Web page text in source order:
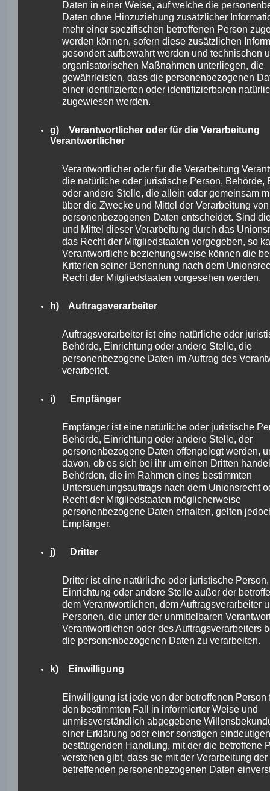
die Verarbeitungszwecke
die Kategorien personenbezogener
Daten, die verarbeitet werden
die Empfänger oder Kategorien von
Empfängern, gegenüber denen die
personenbezogenen Daten offengelegt
worden sind oder noch offengelegt
in Drittländern oder bei internationalen
Organisationen
falls möglich die geplante Dauer, für die
gespeichert werden, oder, falls dies
nicht möglich ist, die Kriterien für die
Festlegung dieser Dauer
das Bestehen eines Rechts auf
Berichtigung oder Löschung der sie
betreffenden personenbezogenen Daten
oder auf Einschränkung der
Verarbeitung durch den
Verantwortlichen oder eines
Widerspruchsrechts gegen diese
das Bestehen eines Beschwerderechts
wenn die personenbezogenen Daten
nicht bei der betroffenen Person
erhoben werden: Alle verfügbaren
Informationen über die Herkunft der
Daten
Entscheidungsfindung einschließlich
DS-GVO und — zumindest in diesen
Fällen — aussagekräftige Informationen
über die involvierte Logik sowie die
Tragweite und die angestrebten
Auswirkungen einer derartigen
Verarbeitung für die betroffene Person
Ferner steht der betroffenen Person ein
Auskunftsrecht darüber zu, ob
oder an eine internationale Organisation
ist, so steht der betroffenen Person im
Übrigen das Recht zu, Auskunft über die
geeigneten Garantien im Zusammenhang
mit der Übermittlung zu erhalten.
Möchte eine betroffene Person dieses
kann sie sich hierzu jederzeit an den für
die Verarbeitung Verantwortlichen
c) Recht auf Berichtigung
Jede von der Verarbeitung
personenbezogener Daten betroffene
Person hat das vom Europäischen
Daten in einer Weise, auf welche die
Daten ohne Hinzuziehung zusätzlicher
mehr einer spezifischen betroffenen Person
werden können, sofern diese zusätzlichen
gesondert aufbewahrt werden und technischen
organisatorischen Maßnahmen unterliegen, die
gewährleisten, dass die personenbezogenen
einer identifizierten oder identifizierbaren
zugewiesen werden.
g) Verantwortlicher oder für die Verarbeitung
Verantwortlicher
Verantwortlicher oder für die Verarbeitung
die natürliche oder juristische Person, Behörde,
oder andere Stelle, die allein oder gemeinsam
über die Zwecke und Mittel der Verarbeitung von
personenbezogenen Daten entscheidet. Sind
und Mittel dieser Verarbeitung durch das
das Recht der Mitgliedstaaten vorgegeben, so
Verantwortliche beziehungsweise können die
Kriterien seiner Benennung nach dem
Recht der Mitgliedstaaten vorgesehen werden.
h) Auftragsverarbeiter
Auftragsverarbeiter ist eine natürliche oder
Behörde, Einrichtung oder andere Stelle, die
personenbezogene Daten im Auftrag des
verarbeitet.
i) Empfänger
Empfänger ist eine natürliche oder juristische
Behörde, Einrichtung oder andere Stelle, der
personenbezogene Daten offengelegt werden,
davon, ob es sich bei ihr um einen Dritten
Behörden, die im Rahmen eines bestimmten
Untersuchungsauftrags nach dem Unionsrecht
Recht der Mitgliedstaaten möglicherweise
personenbezogene Daten erhalten, gelten
Empfänger.
j) Dritter
Dritter ist eine natürliche oder juristische
Einrichtung oder andere Stelle außer der
dem Verantwortlichen, dem Auftragsverarbeiter
Personen, die unter der unmittelbaren
Verantwortlichen oder des Auftragsverarbeiters
die personenbezogenen Daten zu verarbeiten.
k) Einwilligung
Einwilligung ist jede von der betroffenen Person
den bestimmten Fall in informierter Weise und
unmissverständlich abgegebene
einer Erklärung oder einer sonstigen eindeutigen
bestätigenden Handlung, mit der die betroffene
verstehen gibt, dass sie mit der Verarbeitung der
betreffenden personenbezogenen Daten